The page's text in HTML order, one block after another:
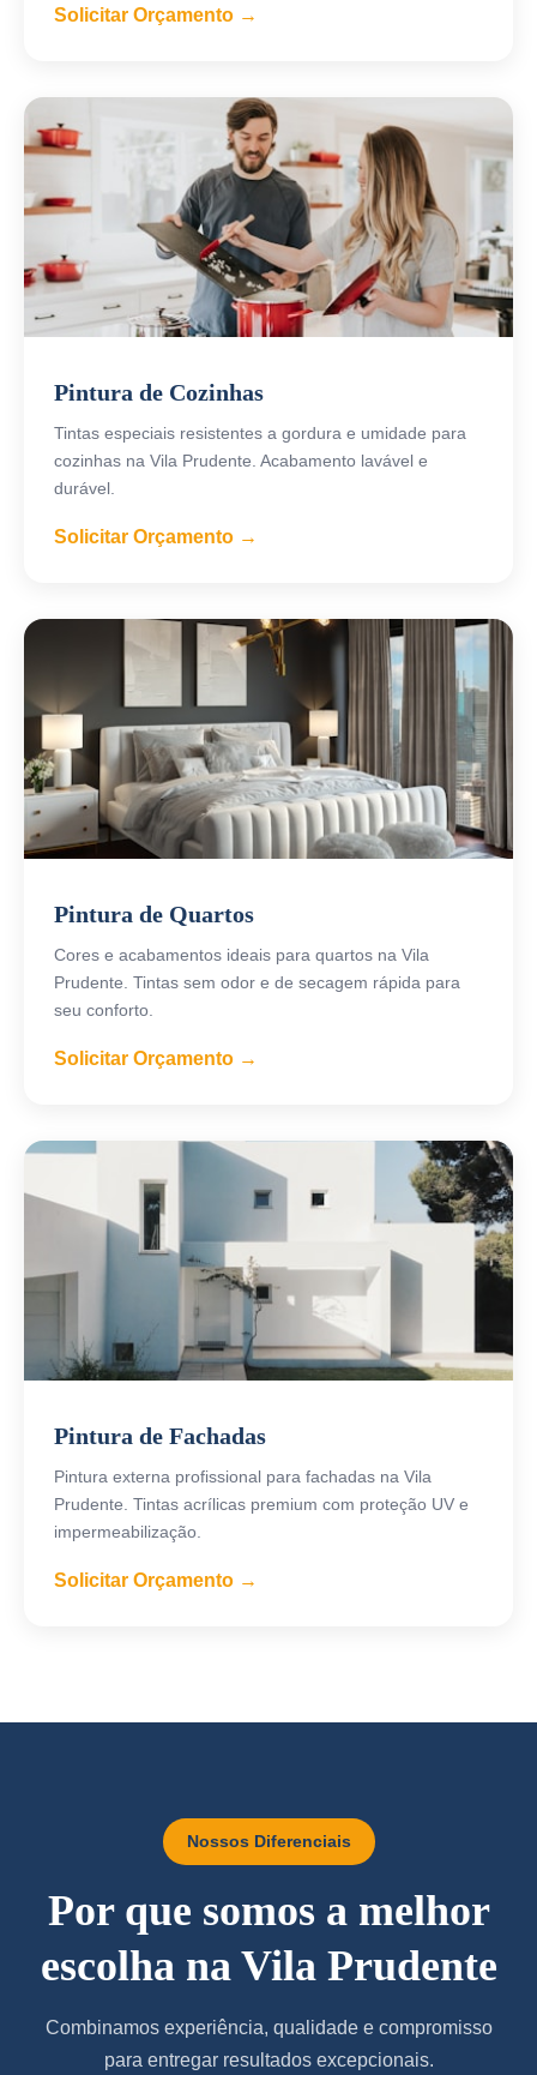
Solicitar Orçamento →
Pintura de Cozinhas
Tintas especiais resistentes a gordura e umidade para
cozinhas na Vila Prudente. Acabamento lavável e
durável.
Solicitar Orçamento →
Pintura de Quartos
Cores e acabamentos ideais para quartos na Vila
Prudente. Tintas sem odor e de secagem rápida para
seu conforto.
Solicitar Orçamento →
Pintura de Fachadas
Pintura externa profissional para fachadas na Vila
Prudente. Tintas acrílicas premium com proteção UV e
impermeabilização.
Solicitar Orçamento →
Nossos Diferenciais
Por que somos a melhor
escolha na Vila Prudente
Combinamos experiência, qualidade e compromisso
para entregar resultados excepcionais.